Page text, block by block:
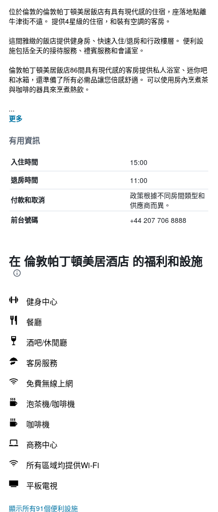
位於倫敦的倫敦帕丁頓美居飯店有具有現代感的住宿，座落地點離
牛津街不遠。 提供4星級的住宿，和裝有空調的客房。
這間雅緻的飯店提供健身房、快速入住/退房和行政樓層。 便利設
施包括全天的接待服務、禮賓服務和會議室。
倫敦帕丁頓美居飯店86間具有現代感的客房提供私人浴室、迷你吧
和冰箱，還準備了所有必需品讓您倍感舒適。 可以使用房內烹煮茶
與咖啡的器具來烹煮熱飲。
...
更多
有用資訊
入住時間 15:00
退房時間 11:00
付款和取消
政策根據不同房間類型和
供應商而異。
前台號碼 +44 207 706 8888
在 倫敦帕丁頓美居酒店 的福利和設施
健身中心
餐廳
酒吧/休閒廳
客房服務
免費無線上網
泡茶機/咖啡機
咖啡機
商務中心
所有區域均提供Wi-Fi
平板電視
顯示所有91個便利設施